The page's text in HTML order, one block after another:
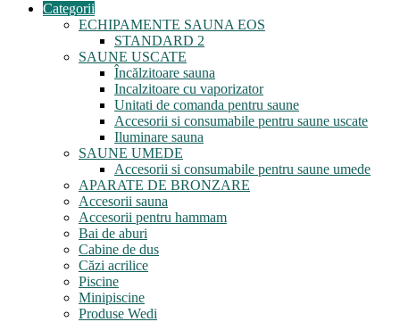
Categorii
ECHIPAMENTE SAUNA EOS
STANDARD 2
SAUNE USCATE
Încălzitoare sauna
Incalzitoare cu vaporizator
Unitati de comanda pentru saune
Accesorii si consumabile pentru saune uscate
Iluminare sauna
SAUNE UMEDE
Accesorii si consumabile pentru saune umede
APARATE DE BRONZARE
Accesorii sauna
Accesorii pentru hammam
Bai de aburi
Cabine de dus
Căzi acrilice
Piscine
Minipiscine
Produse Wedi